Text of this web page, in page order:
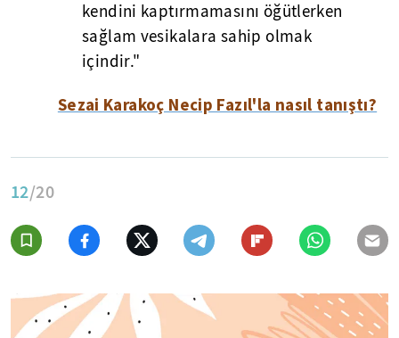
kendini kaptırmamasını öğütlerken
sağlam vesikalara sahip olmak
içindir."
Sezai Karakoç Necip Fazıl'la nasıl tanıştı?
12/20